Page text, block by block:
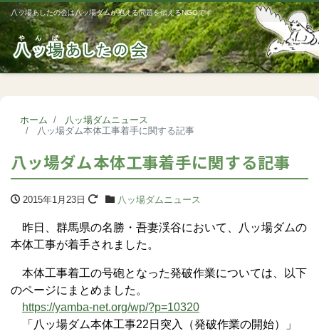
八ッ場あしたの会は八ッ場ダムが抱える問題を伝えるNGOです
ホーム
八ッ場ダムニュース
八ッ場ダム本体工事着手に関する記事
八ッ場ダム本体工事着手に関する記事
2015年1月23日 八ッ場ダムニュース
昨日、群馬県の名勝・吾妻渓谷において、八ッ場ダムの
本体工事が着手されました。
本体工事着工の号砲となった発破作業については、以下
のページにまとめました。
https://yamba-net.org/wp/?p=10320
「八ッ場ダム本体工事22日突入（発破作業の開始）」